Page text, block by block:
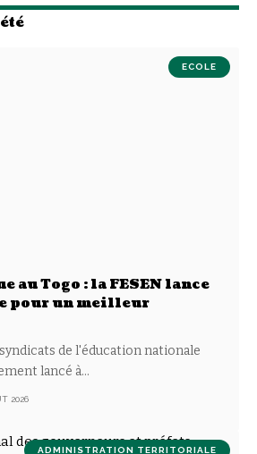
ECOLE
au Togo : la FESEN lance
pour un meilleur
de l'éducation nationale
lancé à…
2026
ADMINISTRATION TERRITORIALE